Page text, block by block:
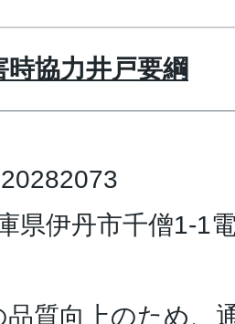
時協力井戸要綱
県伊丹市千僧1-1
質向上のため、